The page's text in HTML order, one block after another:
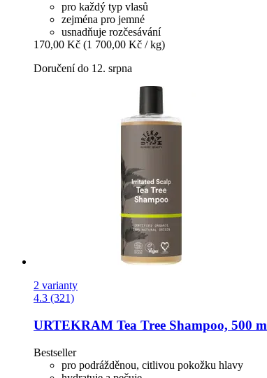
pro každý typ vlasů
zejména pro jemné
usnadňuje rozčesávání
170,00 Kč (1 700,00 Kč / kg)
Doručení do 12. srpna
2 varianty
4.3 (321)
URTEKRAM Tea Tree Shampoo, 500
Bestseller
pro podrážděnou, citlivou pokožku hlavy